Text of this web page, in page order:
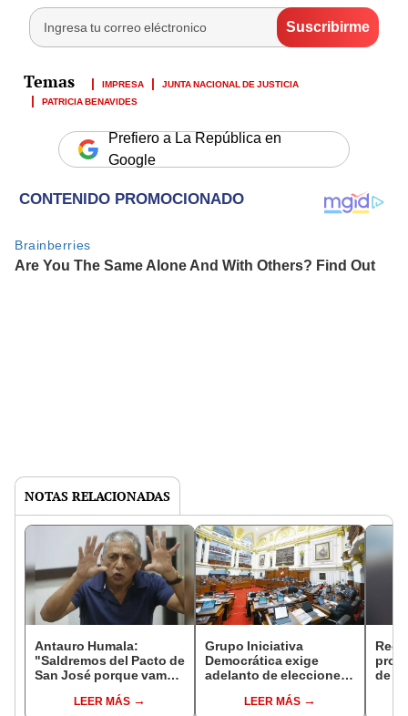
IMPRESA
JUNTA NACIONAL DE JUSTICIA
PATRICIA BENAVIDES
Prefiero a La República en
Google
NOTAS RELACIONADAS
Antauro Humala:
"Saldremos del Pacto de
San José porque vamos
expresidentes"
LEER MÁS
Grupo Iniciativa
Democrática exige
adelanto de elecciones
Congreso a la JNJ
LEER MÁS
de